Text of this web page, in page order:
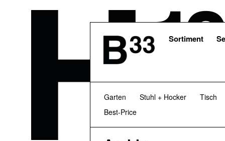
Sortiment
Garten Stuhl + Hocker Tisch
Best-Price